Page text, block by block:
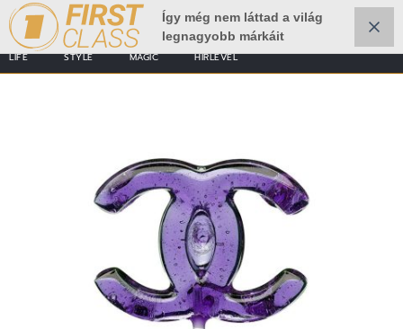
LIFE STYLE MAGIC HÍRLEVÉL
Így még nem láttad a világ
legnagyobb márkáit